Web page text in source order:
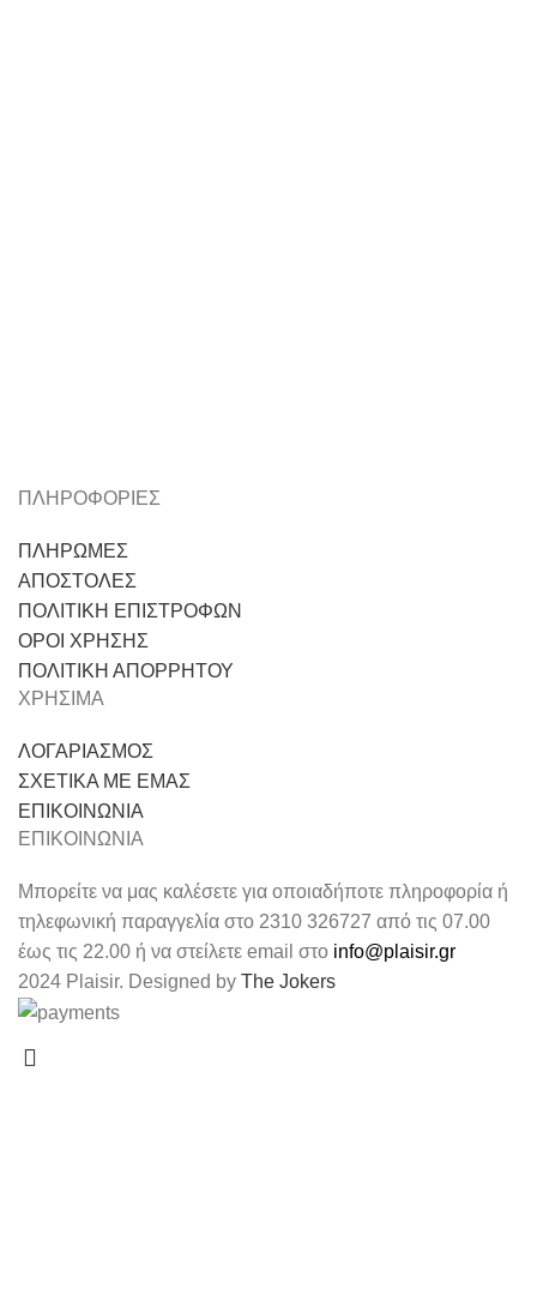
ΠΛΗΡΟΦΟΡΙΕΣ
ΠΛΗΡΩΜΕΣ
ΑΠΟΣΤΟΛΕΣ
ΠΟΛΙΤΙΚΗ ΕΠΙΣΤΡΟΦΩΝ
ΟΡΟΙ ΧΡΗΣΗΣ
ΠΟΛΙΤΙΚΗ ΑΠΟΡΡΗΤΟΥ
ΧΡΗΣΙΜΑ
ΛΟΓΑΡΙΑΣΜΟΣ
ΣΧΕΤΙΚΑ ΜΕ ΕΜΑΣ
ΕΠΙΚΟΙΝΩΝΙΑ
ΕΠΙΚΟΙΝΩΝΙΑ
Μπορείτε να μας καλέσετε για οποιαδήποτε πληροφορία ή
τηλεφωνική παραγγελία στο 2310 326727 από τις 07.00
έως τις 22.00 ή να στείλετε email στο info@plaisir.gr
2024 Plaisir. Designed by The Jokers